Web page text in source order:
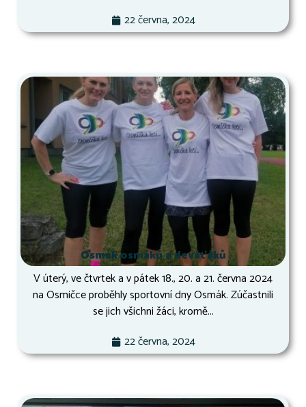
22 června, 2024
Osmák osmáků a deváťáků
V úterý, ve čtvrtek a v pátek 18., 20. a 21. června 2024
na Osmičce proběhly sportovní dny Osmák. Zúčastnili
se jich všichni žáci, kromě...
22 června, 2024